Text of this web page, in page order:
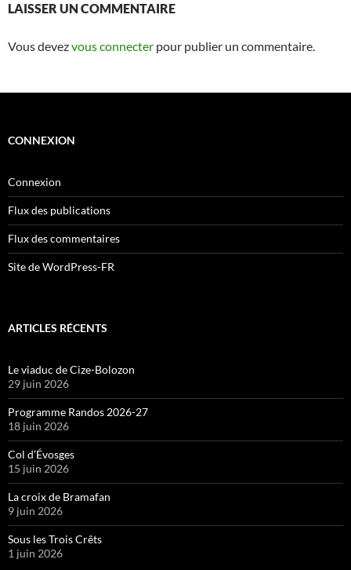
LAISSER UN COMMENTAIRE
Vous devezvous connecter pour publier un commentaire.
CONNEXION
Connexion
Flux des publications
Flux des commentaires
Site de WordPress-FR
ARTICLES RÉCENTS
Le viaduc de Cize-Bolozon
29 juin 2026
Programme Randos 2026-27
18 juin 2026
Col d’Évosges
15 juin 2026
La croix de Bramafan
9 juin 2026
Sous les Trois Crêts
1 juin 2026